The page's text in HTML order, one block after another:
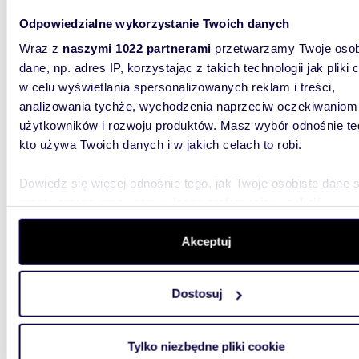
Odpowiedzialne wykorzystanie Twoich danych
Wraz z naszymi 1022 partnerami przetwarzamy Twoje
dane, np. adres IP, korzystając z takich technologii jak pliki
w celu wyświetlania spersonalizowanych reklam i treści,
analizowania tychże, wychodzenia naprzeciw oczekiwaniom
użytkowników i rozwoju produktów. Masz wybór odnośnie
kto używa Twoich danych i w jakich celach to robi.
Dowiedz się więcej odnośnie tego, jak Twoje osobiste dane
szczegółów. W Deklaracji plików cookie możesz zmienić
wycofać swoją zgodę w dowolnej chwili.
aby oferować funkcje społecznościowe i analizować ruch w
witrynie. Informacje o tym, jak korzystasz z naszej witryny,
analitycznym. Partnerzy mogą połączyć te informacje z
Akceptuj
Dostosuj
Tylko niezbędne pliki cookie
lokal
Mamy
Polecam nowoczesny obiekt komercyjny z stacją
6